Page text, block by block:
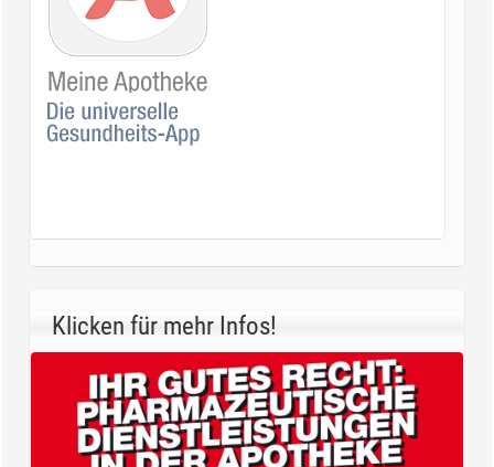
Klicken für mehr Infos!